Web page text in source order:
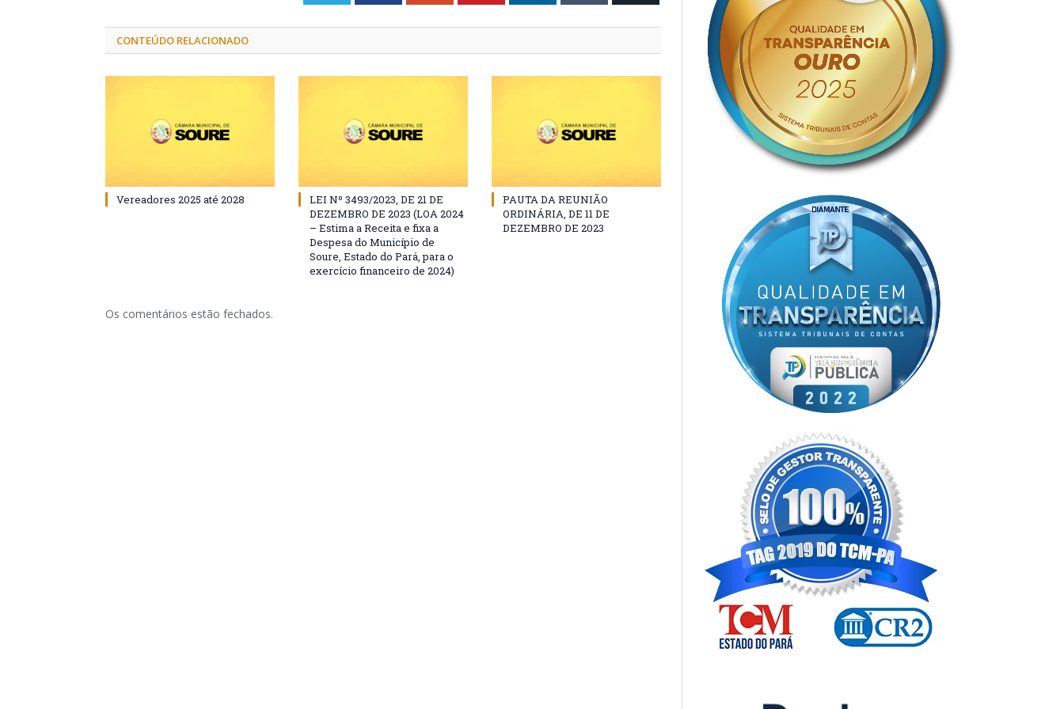
CONTEÚDO RELACIONADO
Vereadores 2025 até 2028
LEI Nº 3493/2023, DE 21 DE
DEZEMBRO DE 2023 (LOA 2024
– Estima a Receita e fixa a
Despesa do Município de
Soure, Estado do Pará, para o
exercício financeiro de 2024)
PAUTA DA REUNIÃO
ORDINÁRIA, DE 11 DE
DEZEMBRO DE 2023
Os comentários estão fechados.